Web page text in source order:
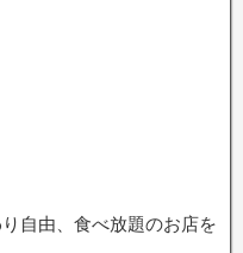
自由、食べ放題のお店を